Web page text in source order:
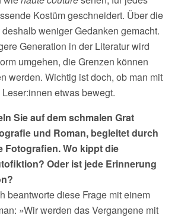
Kostüm geschneidert. Über die
weniger Gedanken gemacht.
Generation in der Literatur wird
umgehen, die Grenzen können
werden. Wichtig ist doch, ob man mit
etwas bewegt.
Sie auf dem schmalen Grat
und Roman, begleitet durch
Fotografien. Wo kippt die
Oder ist jede Erinnerung
beantworte diese Frage mit einem
»Wir werden das Vergangene mit